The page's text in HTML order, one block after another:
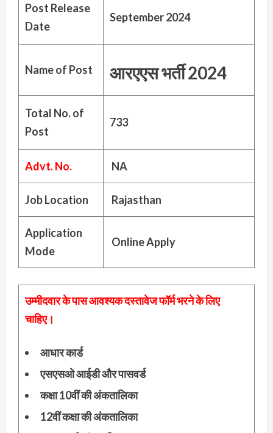
Post Release
Date
September 2024
Name of Post आरएएस भर्ती 2024
Total No. of
Post
733
Advt. No. NA
Job Location Rajasthan
Application
Mode
Online Apply
उम्मीदवार के पास आवश्यक दस्तावेज फॉर्म भरने के लिए
चाहिए।
आधार कार्ड
एसएसओ आईडी और पासवर्ड
कक्षा 10वीं की अंकतालिका
12वीं कक्षा की अंकतालिका